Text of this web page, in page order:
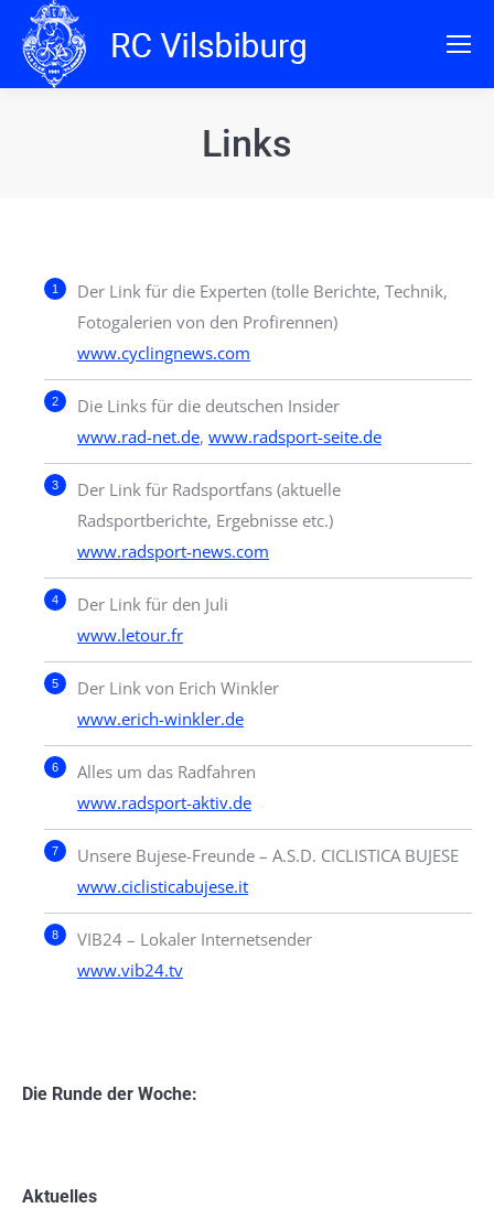
Links
Der Link für die Experten (tolle Berichte, Technik,
Fotogalerien von den Profirennen)
www.cyclingnews.com
Die Links für die deutschen Insider
www.rad-net.de, www.radsport-seite.de
Der Link für Radsportfans (aktuelle
Radsportberichte, Ergebnisse etc.)
www.radsport-news.com
Der Link für den Juli
www.letour.fr
Der Link von Erich Winkler
www.erich-winkler.de
Alles um das Radfahren
www.radsport-aktiv.de
Unsere Bujese-Freunde – A.S.D. CICLISTICA BUJESE
www.ciclisticabujese.it
VIB24 – Lokaler Internetsender
www.vib24.tv
Die Runde der Woche:
Aktuelles